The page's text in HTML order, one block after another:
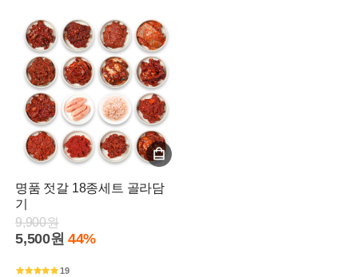
명품 젓갈 18종세트 골라담
기
9,900원
5,500원 44%
19